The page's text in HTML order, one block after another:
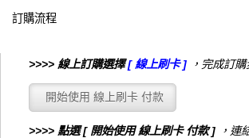
訂購流程
>>>> 線上訂購選擇[ 線上刷卡 ] ，完成訂
>>>> 點選 [ 開始使用 線上刷卡 付款 ]
，連